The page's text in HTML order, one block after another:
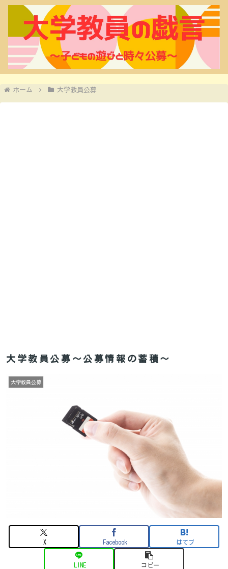
ホーム 大学教員公募
大学教員公募～公募情報の蓄積～
大学教員公募
X Facebook はてブ
LINE コピー